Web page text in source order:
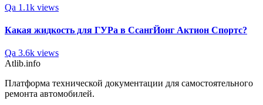
Qa 1.1k views
Какая жидкость для ГУРа в СсангЙонг Актион Спортс?
Qa 3.6k views
Atlib.info
Платформа технической документации для самостоятельного
ремонта автомобилей.